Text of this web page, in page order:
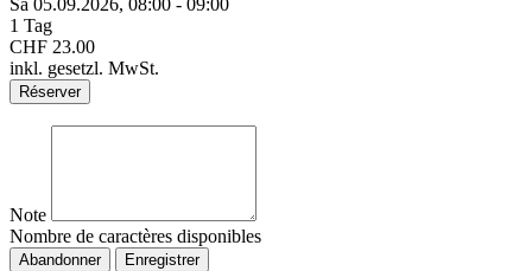
Sa 05.09.2026, 08:00 - 09:00
1 Tag
CHF 23.00
inkl. gesetzl. MwSt.
Réserver
Note
Nombre de caractères disponibles
Abandonner Enregistrer